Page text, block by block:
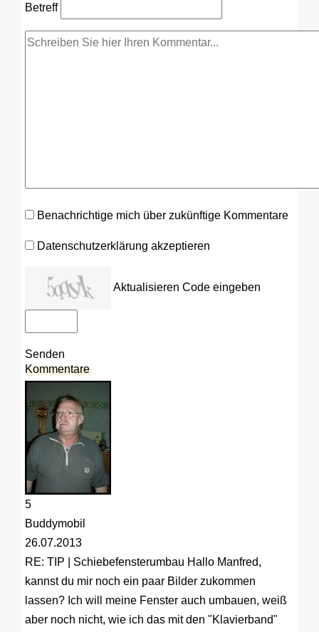
Betreff
Benachrichtige mich über zukünftige Kommentare
Datenschutzerklärung akzeptieren
Aktualisieren Code eingeben
Senden
Kommentare
5
Buddymobil
26.07.2013
RE: TIP | Schiebefensterumbau Hallo Manfred,
kannst du mir noch ein paar Bilder zukommen
lassen? Ich will meine Fenster auch umbauen, weiß
aber noch nicht, wie ich das mit den "Klavierband"